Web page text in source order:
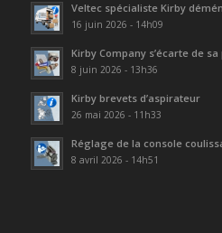
Veltec spécialiste Kirby
16 juin 2026 - 14h09
Kirby Company s’écarte de
8 juin 2026 - 13h36
Kirby brevets d’aspirateur
26 mai 2026 - 11h33
Réglage de la console
8 avril 2026 - 14h51